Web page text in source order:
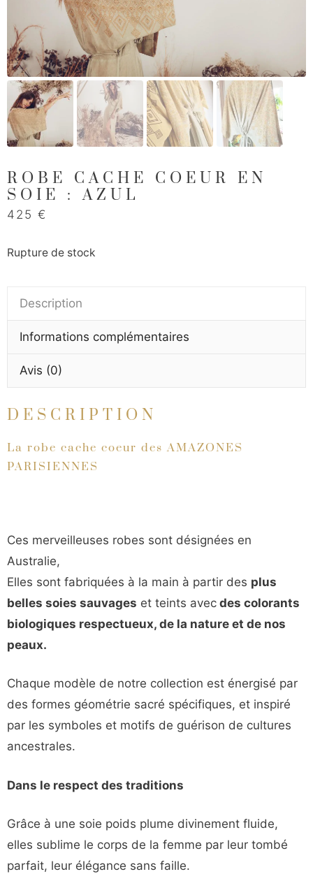
ROBE CACHE COEUR EN
SOIE : AZUL
425 €
Rupture de stock
Description
Informations complémentaires
Avis (0)
DESCRIPTION
La robe cache coeur des AMAZONES
PARISIENNES
Ces merveilleuses robes sont désignées en
Australie,
Elles sont fabriquées à la main à partir des plus
belles soies sauvages et teints avec des colorants
biologiques respectueux, de la nature et de nos
peaux.
Chaque modèle de notre collection est énergisé par
des formes géométrie sacré spécifiques, et inspiré
par les symboles et motifs de guérison de cultures
ancestrales.
Dans le respect des traditions
Grâce à une soie poids plume divinement fluide,
elles sublime le corps de la femme par leur tombé
parfait, leur élégance sans faille.